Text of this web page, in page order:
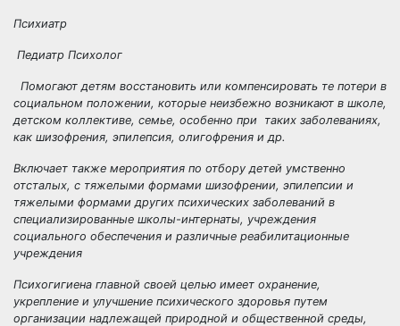
Психиатр
Педиатр Психолог
Помогают детям восстановить или компенсировать те потери в
социальном положении, которые неизбежно возникают в школе,
детском коллективе, семье, особенно при таких заболеваниях,
как шизофрения, эпилепсия, олигофрения и др.
Включает также мероприятия по отбору детей умственно
отсталых, с тяжелыми формами шизофрении, эпилепсии и
тяжелыми формами других психических заболеваний в
специализированные школы-интернаты, учреждения
социального обеспечения и различные реабилитационные
учреждения
Психогигиена главной своей целью имеет охранение,
укрепление и улучшение психического здоровья путем
организации надлежащей природной и общественной среды,